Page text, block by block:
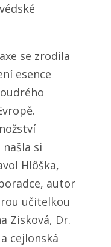
se zrodila
esence
si
Hlôška,
autor
učitelkou
Zisková, Dr.
cejlonská